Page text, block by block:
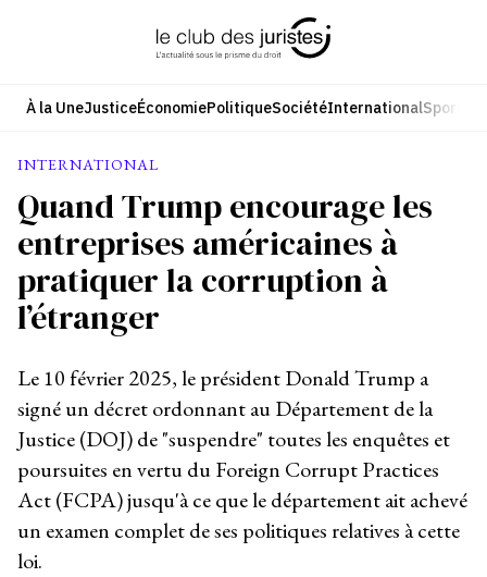
À la UneJusticeÉconomiePolitiqueSociétéInternationalSport
INTERNATIONAL
Quand Trump encourage les
entreprises américaines à
pratiquer la corruption à
l’étranger
Le 10 février 2025, le président Donald Trump a
signé un décret ordonnant au Département de la
Justice (DOJ) de "suspendre" toutes les enquêtes et
poursuites en vertu du Foreign Corrupt Practices
Act (FCPA) jusqu'à ce que le département ait achevé
un examen complet de ses politiques relatives à cette
loi.